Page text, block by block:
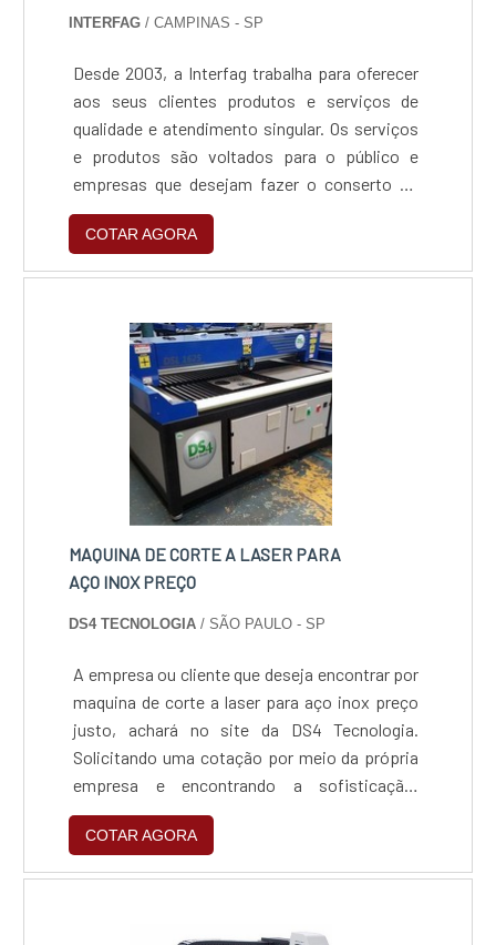
INTERFAG / CAMPINAS - SP
Desde 2003, a Interfag trabalha para oferecer
aos seus clientes produtos e serviços de
qualidade e atendimento singular. Os serviços
e produtos são voltados para o público e
empresas que desejam fazer o conserto ou
manuenção de equipamentos, como os tornos
universais.Os tornos universais da Interfag
são completos, variam de 1m até 12 metros de
pesada.Garanta a qualidade para os seus
tornos universais e outros equipamentos.Para
maiores informações acesse o nosso site!
COTAR AGORA
MAQUINA DE CORTE A LASER PARA
AÇO INOX PREÇO
DS4 TECNOLOGIA / SÃO PAULO - SP
A empresa ou cliente que deseja encontrar por
maquina de corte a laser para aço inox preço
justo, achará no site da DS4 Tecnologia.
Solicitando uma cotação por meio da própria
empresa e encontrando a sofisticação,
qualidade e preço justo em um só
lugar.ALGUNS DETALHES SOBRE MAQUINA
DE CORTE A LASER PARA AÇO INOX
COTAR AGORA